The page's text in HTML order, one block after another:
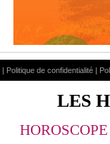
| Politique de confidentialité |
LES